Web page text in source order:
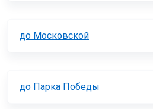
до Московской
до Парка Победы